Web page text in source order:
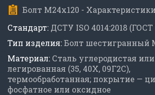
Болт М24х120 - Характеристики
Стандарт: ДСТУ ISO 4014:2018
Тип изделия:Болт шестигранный
Материал: Сталь углеродистая или
легированная (35, 40Х, 09Г2С),
термообработанная; покрытие —
фосфатное или оксидное